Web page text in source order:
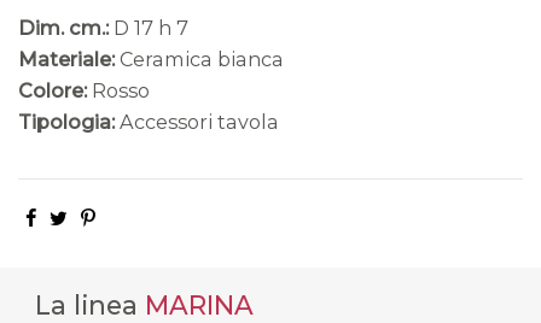
Dim. cm.: D 17 h 7
Materiale: Ceramica bianca
Colore: Rosso
Tipologia: Accessori tavola
La linea MARINA